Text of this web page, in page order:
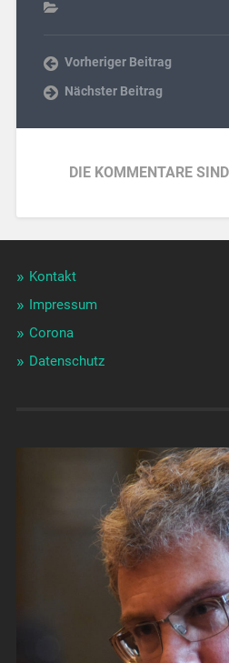
Vorheriger Beitrag
Nächster Beitrag
DIE KOMMENTARE
Kontakt
Impressum
Corona
Datenschutz